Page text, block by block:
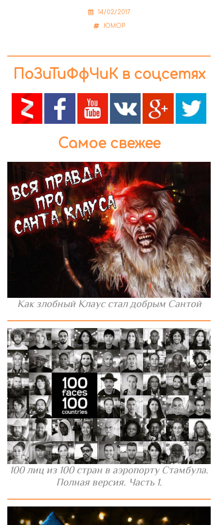
14/02/2017
ЮМОР
ПоЗиТиФфЧиК в соцсетях
Самое свежее
Как злобный Клаус стал добрым Сантой
100 лиц из 100 стран в аэропорту Стамбула.
Полная версия. Часть 1.